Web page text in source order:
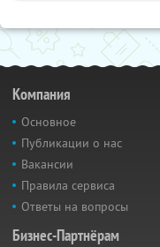
Компания
Основное
Публикации о нас
Вакансии
Правила сервиса
Ответы на вопросы
Бизнес-Партнёрам